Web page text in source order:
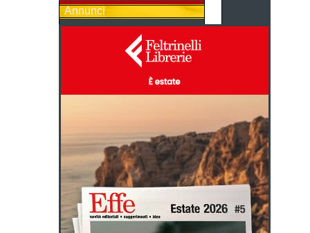
Annunci